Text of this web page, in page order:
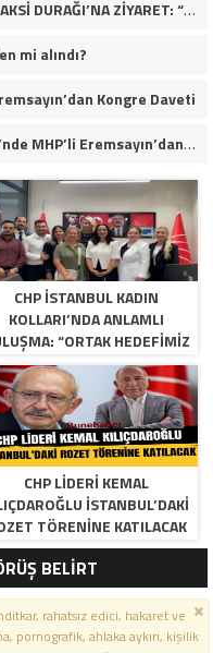
MHP BEYLİKDÜZÜ’NDEN BİZİMKENT TAKSİ DURAĞI’NA ZİYARET: “ESNAFIMIZIN YANINDAYIZ”
mi alındı?
Kongre Daveti
Direksiyonda Başkan Var: Beylikdüzü’nde MHP’li Eremsayın’dan Esnafa Tam Destek!
CHP İSTANBUL KADIN
KOLLARI’NDA ANLAMLI
“ORTAK HEDEFIMIZ
ADALET VE EŞITLIK”
CHP LIDERI KEMAL
İSTANBUL’DAKI
TÖRENINE KATILACAK
BELİRT
rahatsız edici, hakaret ve
pornografik, ahlaka aykırı, kişilik